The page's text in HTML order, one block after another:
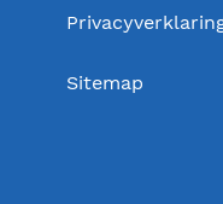
Sitemap